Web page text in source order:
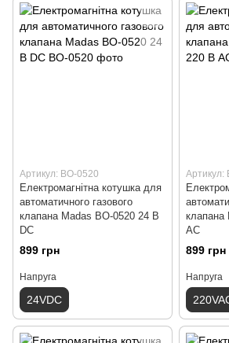
Артикул: ВО-0520
Електромагнітна котушка для
автоматичного газового
клапана Madas ВО-0520 24 В
DС
899 грн
Напруга
24VDC
Артикул:
клапана
AС
899 грн
Напруга